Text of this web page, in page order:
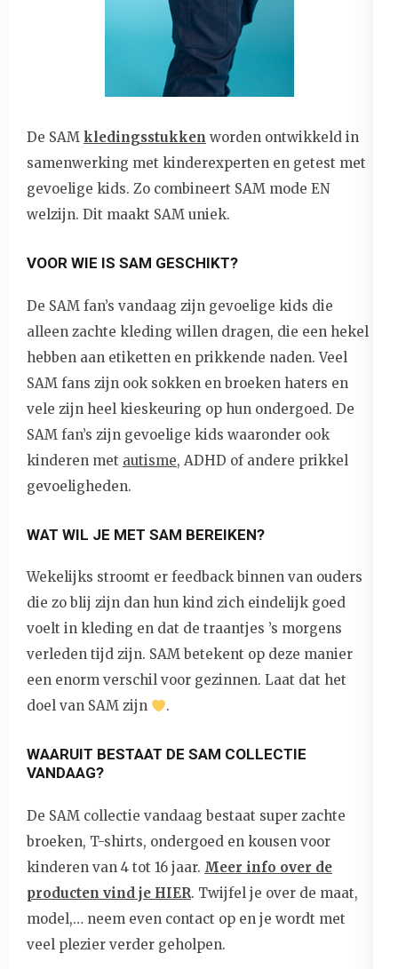
De SAM kledingsstukken worden ontwikkeld in
samenwerking met kinderexperten en getest met
gevoelige kids. Zo combineert SAM mode EN
welzijn. Dit maakt SAM uniek.
VOOR WIE IS SAM GESCHIKT?
De SAM fan’s vandaag zijn gevoelige kids die
alleen zachte kleding willen dragen, die een hekel
hebben aan etiketten en prikkende naden. Veel
SAM fans zijn ook sokken en broeken haters en
vele zijn heel kieskeuring op hun ondergoed. De
SAM fan’s zijn gevoelige kids waaronder ook
kinderen met autisme, ADHD of andere prikkel
gevoeligheden.
WAT WIL JE MET SAM BEREIKEN?
Wekelijks stroomt er feedback binnen van ouders
die zo blij zijn dan hun kind zich eindelijk goed
voelt in kleding en dat de traantjes ’s morgens
verleden tijd zijn. SAM betekent op deze manier
een enorm verschil voor gezinnen. Laat dat het
doel van SAM zijn
.
WAARUIT BESTAAT DE SAM COLLECTIE
VANDAAG?
De SAM collectie vandaag bestaat super zachte
broeken, T-shirts, ondergoed en kousen voor
kinderen van 4 tot 16 jaar. Meer info over de
producten vind je HIER. Twijfel je over de maat,
model,… neem even contact op en je wordt met
veel plezier verder geholpen.